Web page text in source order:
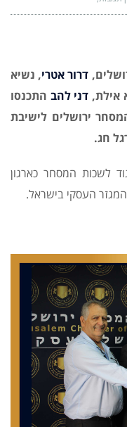
דרור אטרי, נשיא
אילת, דני להב התכנסו
לשכת המסחר ירושלים לישיבת
חג.
לשכות המסחר כארגון
העסקי בישראל.